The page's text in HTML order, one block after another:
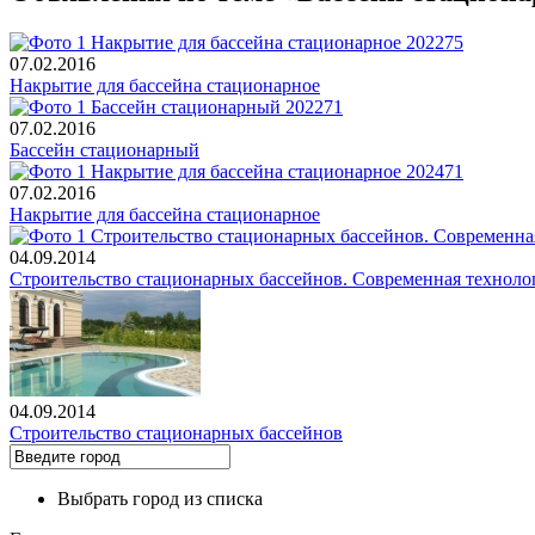
07.02.2016
Накрытие для бассейна стационарное
07.02.2016
Бассейн стационарный
07.02.2016
Накрытие для бассейна стационарное
04.09.2014
Строительство стационарных бассейнов. Современная
04.09.2014
Строительство стационарных бассейнов
Выбрать город из списка